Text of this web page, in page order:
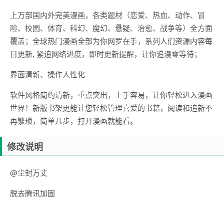
上万部国内外完美漫画，各类题材（恋爱、热血、动作、冒
险、校园、体育、科幻、魔幻、悬疑、治愈、战争等）全方面
覆盖；全球热门漫画全部为你网罗在手，系列人们资源内容每
日更新, 紧追网络进度，即时更新提醒，让你追漫零等待；
界面清新、操作人性化
软件风格简约清新，重点突出，上手容易，让你轻松进入漫画
世界！新版书架更能让您轻松管理喜爱的书籍，阅读和追新不
再繁琐，简单几步，打开漫画就能看。
修改说明
@尘封万丈
脱去腾讯加固